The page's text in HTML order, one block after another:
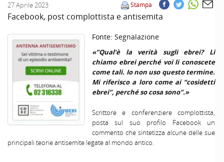
Stampa
27 Aprile 2023
Facebook, post complottista e antisemita
Fonte: Segnalazione
«”Qual’è la verità sugli ebrei? Li
chiamo ebrei perché voi li conoscete
come tali. Io non uso questo termine.
Mi riferisco a loro come ai “cosidetti
ebrei”, perché so cosa sono”.»
Scrittore e conferenziere complottista,
posta sul suo profilo Facebook un
commento che sintetizza alcune delle sue
principali teorie antisemite legate al mondo antico.